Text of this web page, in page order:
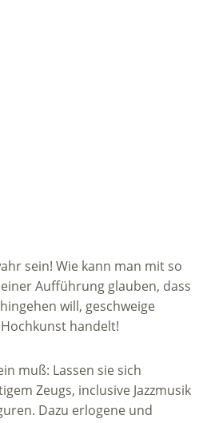
sein! Wie kann man mit so
Aufführung glauben, dass
will, geschweige
handelt!
muß: Lassen sie sich
Zeugs, inclusive Jazzmusik
Dazu erlogene und